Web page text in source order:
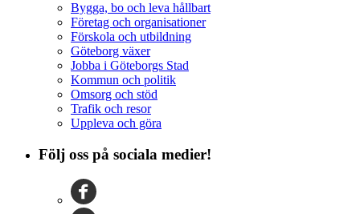
Bygga, bo och leva hållbart
Företag och organisationer
Förskola och utbildning
Göteborg växer
Jobba i Göteborgs Stad
Kommun och politik
Omsorg och stöd
Trafik och resor
Uppleva och göra
Följ oss på sociala medier!